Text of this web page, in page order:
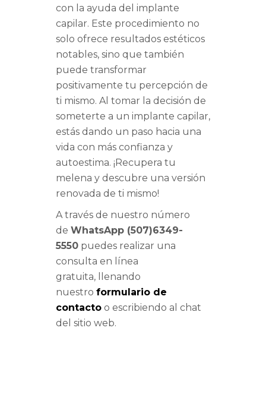
con la ayuda del implante
capilar. Este procedimiento no
solo ofrece resultados estéticos
notables, sino que también
puede transformar
positivamente tu percepción de
ti mismo. Al tomar la decisión de
someterte a un implante capilar,
estás dando un paso hacia una
vida con más confianza y
autoestima. ¡Recupera tu
melena y descubre una versión
renovada de ti mismo!
A través de nuestro número
de WhatsApp (507)6349-
5550 puedes realizar una
consulta en línea
gratuita, llenando
nuestro formulario de
contacto o escribiendo al chat
del sitio web.